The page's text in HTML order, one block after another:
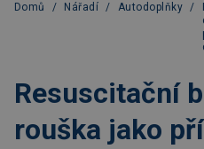
Domů / Nářadí / Autodoplňky /
Resuscitační
rouška jako